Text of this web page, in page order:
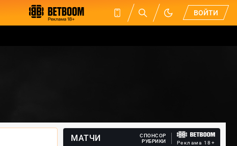
ВОЙТИ
МАТЧИ
СПОНСОР
РУБРИКИ
Реклама 18+